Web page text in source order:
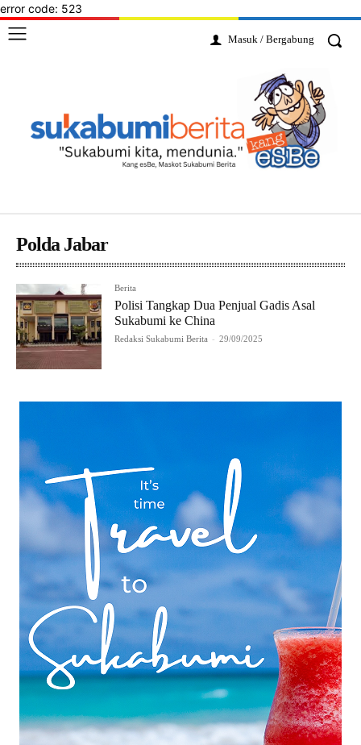
error code: 523
Masuk / Bergabung
Polda Jabar
Berita
Polisi Tangkap Dua Penjual Gadis Asal
Sukabumi ke China
Redaksi Sukabumi Berita - 29/09/2025